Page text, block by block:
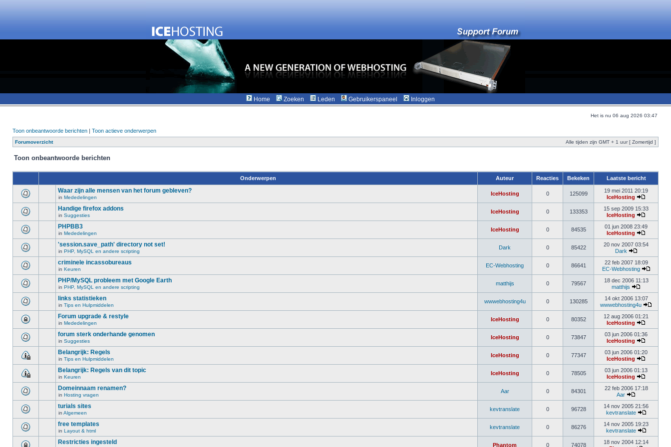
Home Zoeken Leden Gebruikerspaneel Inloggen
Het is nu 06 aug 2026 03:47
Toon onbeantwoorde berichten | Toon actieve onderwerpen
Forumoverzicht Alle tijden zijn GMT + 1 uur [ Zomertijd ]
Toon onbeantwoorde berichten
Onderwerpen Auteur Reacties Bekeken Laatste bericht
Waar zijn alle mensen van het forum gebleven?
in Mededelingen
IceHosting 0 125099
19 mei 2011 20:19
IceHosting
Handige firefox addons
in Suggesties
IceHosting 0 133353
15 sep 2009 15:33
IceHosting
PHPBB3
in Mededelingen
IceHosting 0 84535
01 jun 2008 23:49
IceHosting
'session.save_path' directory not set!
in PHP, MySQL en andere scripting
Dark 0 85422
20 nov 2007 03:54
Dark
criminele incassobureaus
in Keuren
EC-Webhosting 0 86641
22 feb 2007 18:09
EC-Webhosting
PHP/MySQL probleem met Google Earth
in PHP, MySQL en andere scripting
matthijs 0 79567
18 dec 2006 11:13
matthijs
links statistieken
in Tips en Hulpmiddelen
wwwebhosting4u 0 130285
14 okt 2006 13:07
wwwebhosting4u
Forum upgrade & restyle
in Mededelingen
IceHosting 0 80352
12 aug 2006 01:21
IceHosting
forum sterk onderhande genomen
in Suggesties
IceHosting 0 73847
03 jun 2006 01:36
IceHosting
Belangrijk: Regels
in Tips en Hulpmiddelen
IceHosting 0 77347
03 jun 2006 01:20
IceHosting
Belangrijk: Regels van dit topic
in Keuren
IceHosting 0 78505
03 jun 2006 01:13
IceHosting
Domeinnaam renamen?
in Hosting vragen
Aar 0 84301
22 feb 2006 17:18
Aar
turials sites
in Algemeen
kevtranslate 0 96728
14 nov 2005 21:56
kevtranslate
free templates
in Layout & html
kevtranslate 0 86276
14 nov 2005 19:23
kevtranslate
Restricties ingesteld Phantom 0 74078
18 nov 2004 12:14